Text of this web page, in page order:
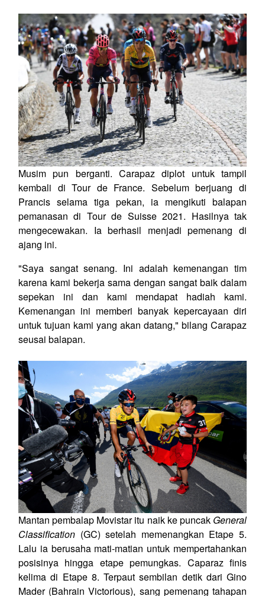
Musim pun berganti. Carapaz diplot untuk tampil
kembali di Tour de France. Sebelum berjuang di
Prancis selama tiga pekan, ia mengikuti balapan
pemanasan di Tour de Suisse 2021. Hasilnya tak
mengecewakan. Ia berhasil menjadi pemenang di
ajang ini.
"Saya sangat senang. Ini adalah kemenangan tim
karena kami bekerja sama dengan sangat baik dalam
sepekan ini dan kami mendapat hadiah kami.
Kemenangan ini memberi banyak kepercayaan diri
untuk tujuan kami yang akan datang," bilang Carapaz
seusai balapan.
Mantan pembalap Movistar itu naik ke puncak General
Classification (GC) setelah memenangkan Etape 5.
Lalu ia berusaha mati-matian untuk mempertahankan
posisinya hingga etape pemungkas. Caparaz finis
kelima di Etape 8. Terpaut sembilan detik dari Gino
Mader (Bahrain Victorious), sang pemenang tahapan